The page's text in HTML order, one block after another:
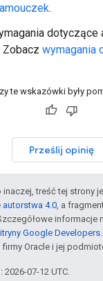
.
Zobacz wymagania
te wskazówki były
Prześlij opinię
inaczej, treść tej strony
4.0 , a
informacje
Google Developers
Oracle i jej
07-12 UTC.